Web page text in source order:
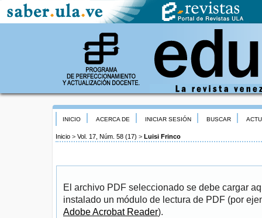
INICIO ACERCA DE INICIAR SESIÓN BUSCAR
Inicio > Vol. 17, Núm. 58 (17) > Luisi Frinco
El archivo PDF seleccionado se debe cargar
instalado un módulo de lectura de PDF (por
Adobe Acrobat Reader).